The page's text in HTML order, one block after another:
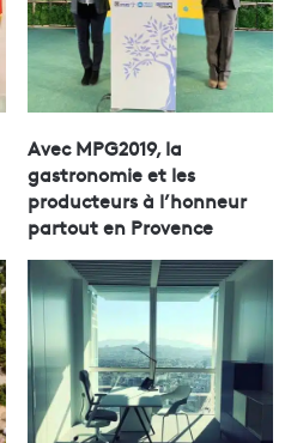
Avec MPG2019, la
gastronomie et les
producteurs à l’honneur
partout en Provence